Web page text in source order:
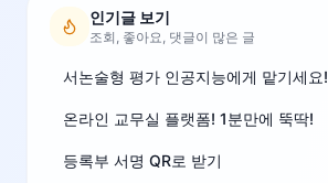
인기글 보기
조회, 좋아요, 댓글이 많은 글
서논술형 평가 인공지능에게 맡기세요!
온라인 교무실 플랫폼! 1분만에 뚝딱!
등록부 서명 QR로 받기